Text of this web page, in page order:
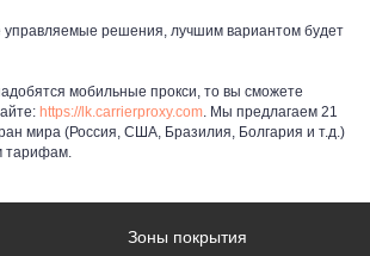
управляемые решения, лучшим вариантом будет
мобильные прокси, то вы сможете
https://lk.carrierproxy.com. Мы предлагаем 21
мира (Россия, США, Бразилия, Болгария и т.д.)
тарифам.
Зоны покрытия